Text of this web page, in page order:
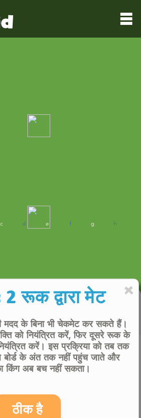
रूक द्वारा मेट
के बिना भी चेकमेट कर सकते हैं।
को नियंत्रित करें, फिर दूसरे रूक के
करें। इस प्रक्रिया को तब तक
बोर्ड के अंत तक नहीं पहुंच जाते और
का किंग अब बच नहीं सकता।
ठीक है
c d e f g h